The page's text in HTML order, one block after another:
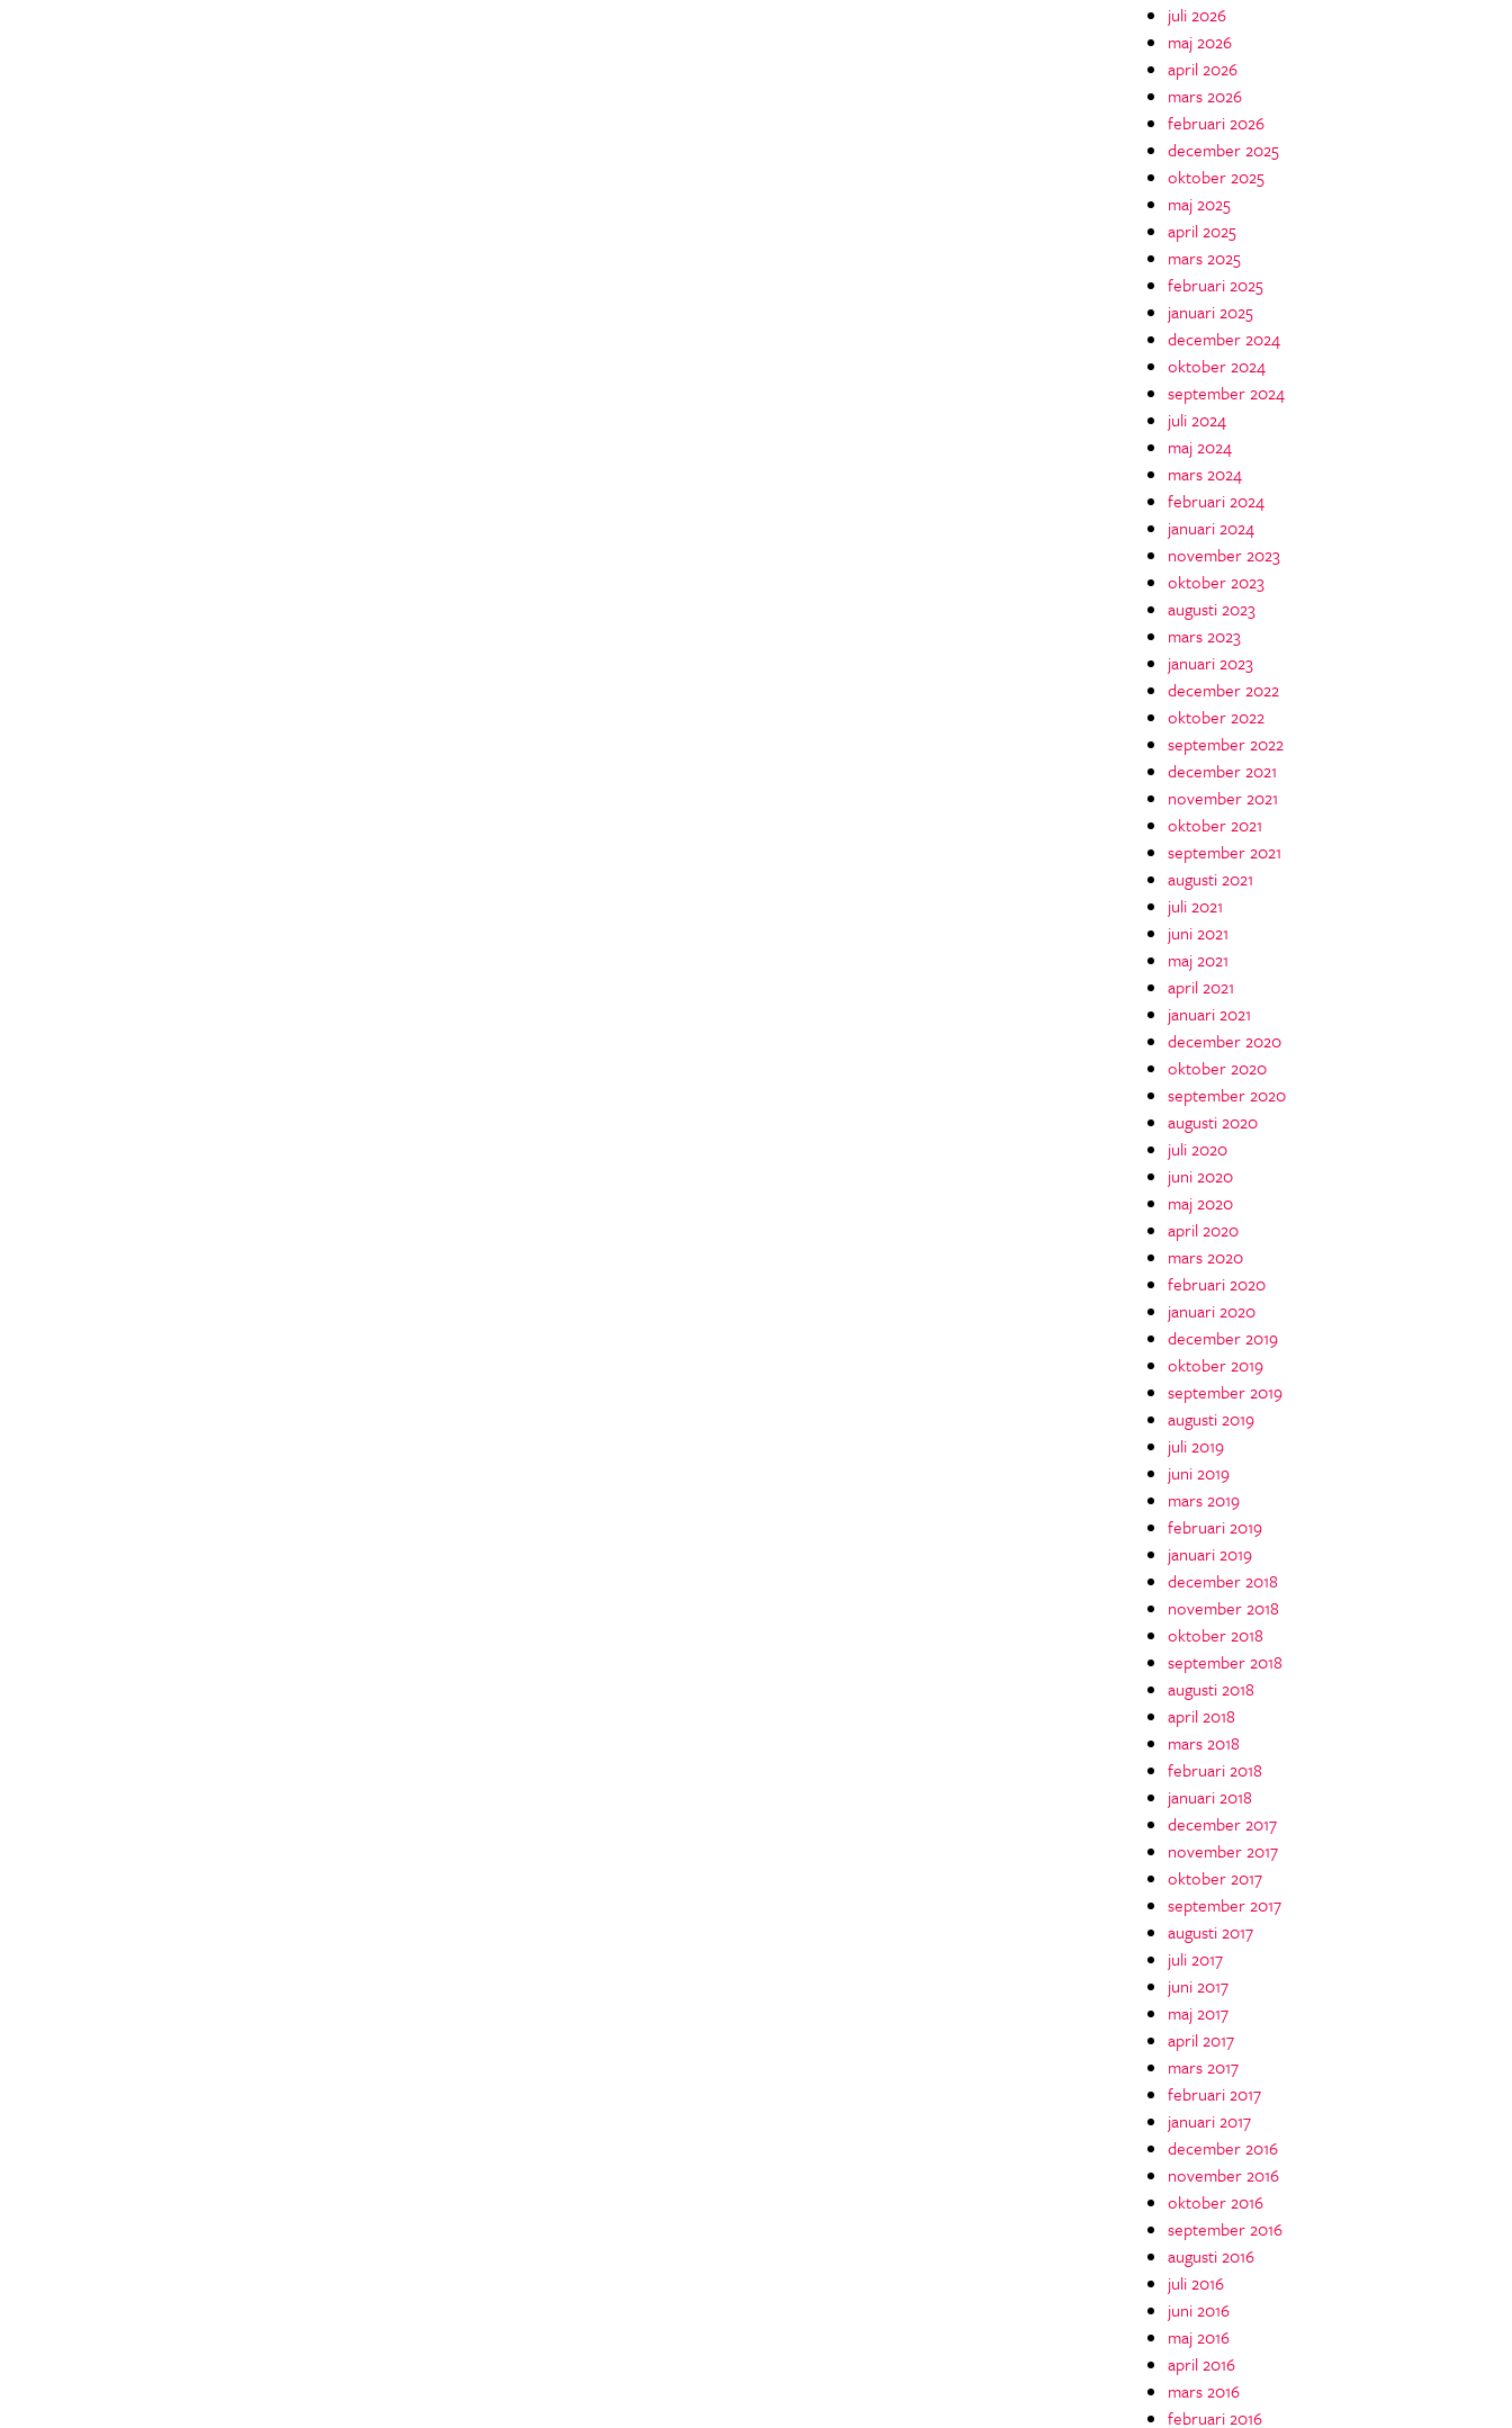
juli 2026
maj 2026
april 2026
mars 2026
februari 2026
december 2025
oktober 2025
maj 2025
april 2025
mars 2025
februari 2025
januari 2025
december 2024
oktober 2024
september 2024
juli 2024
maj 2024
mars 2024
februari 2024
januari 2024
november 2023
oktober 2023
augusti 2023
mars 2023
januari 2023
december 2022
oktober 2022
september 2022
december 2021
november 2021
oktober 2021
september 2021
augusti 2021
juli 2021
juni 2021
maj 2021
april 2021
januari 2021
december 2020
oktober 2020
september 2020
augusti 2020
juli 2020
juni 2020
maj 2020
april 2020
mars 2020
februari 2020
januari 2020
december 2019
oktober 2019
september 2019
augusti 2019
juli 2019
juni 2019
mars 2019
februari 2019
januari 2019
december 2018
november 2018
oktober 2018
september 2018
augusti 2018
april 2018
mars 2018
februari 2018
januari 2018
december 2017
november 2017
oktober 2017
september 2017
augusti 2017
juli 2017
juni 2017
maj 2017
april 2017
mars 2017
februari 2017
januari 2017
december 2016
november 2016
oktober 2016
september 2016
augusti 2016
juli 2016
juni 2016
maj 2016
april 2016
mars 2016
februari 2016